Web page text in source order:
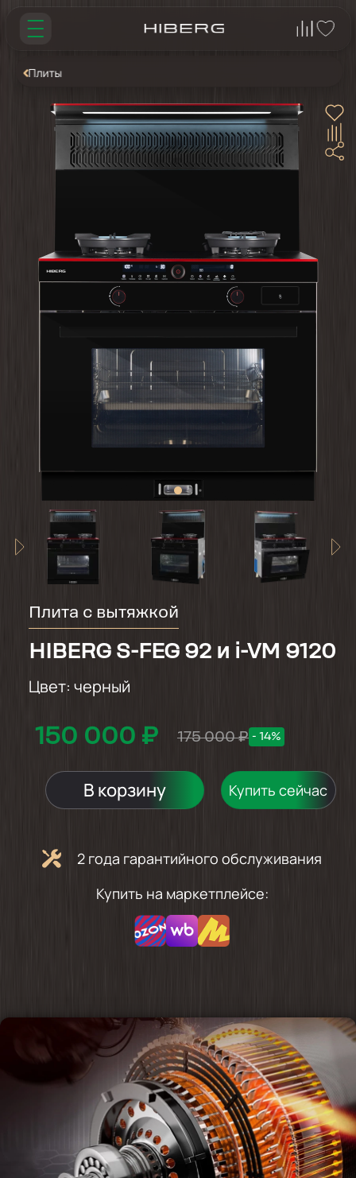
Плиты
Плита с вытяжкой
HIBERG S-FEG 92 и i-VM 9120
Цвет: черный
150 000 ₽ 175 000 ₽ - 14%
В корзину Купить сейчас
2 года гарантийного обслуживания
Купить на маркетплейсе: